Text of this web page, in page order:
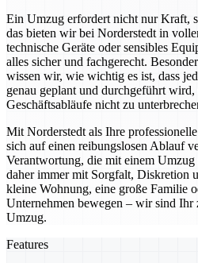
Ein Umzug erfordert nicht nur Kraft,
das bieten wir bei Norderstedt in
technische Geräte oder sensibles
alles sicher und fachgerecht.
wissen wir, wie wichtig es ist, dass
genau geplant und durchgeführt
Geschäftsabläufe nicht zu
Mit Norderstedt als Ihre
sich auf einen reibungslosen Ablauf
Verantwortung, die mit einem Umzug
daher immer mit Sorgfalt, Diskretion
kleine Wohnung, eine große Familie
Unternehmen bewegen – wir sind Ihr
Umzug.
Features